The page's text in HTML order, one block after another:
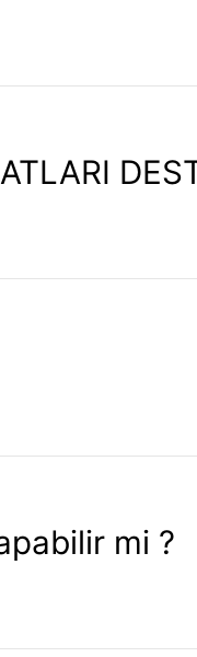
mi ?